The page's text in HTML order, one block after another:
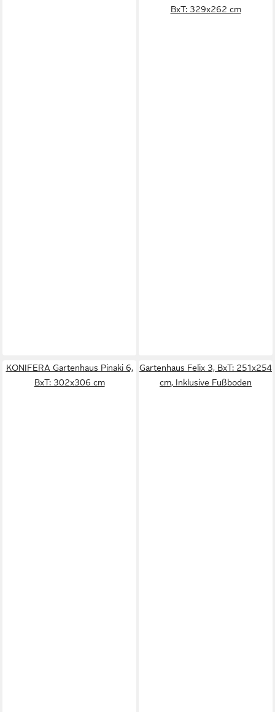
BxT: 329x262 cm
KONIFERA Gartenhaus Pinaki 6,
BxT: 302x306 cm
Gartenhaus Felix 3, BxT: 251x254
cm, Inklusive Fußboden